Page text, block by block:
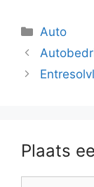
Auto
Plaats